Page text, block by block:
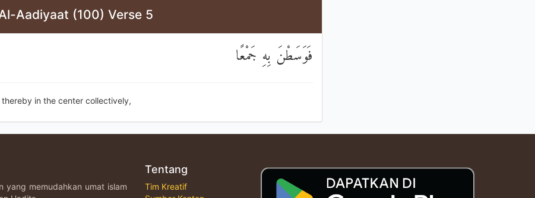
Aadiyaat (100) Verse 5
فَوَسَطْنَ بِهِ جَمْعًا
in the center collectively,
yang memudahkan umat islam
Tentang
Tim Kreatif